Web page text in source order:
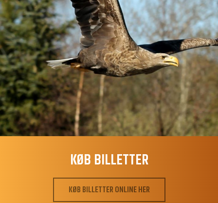
KØB BILLETTER
KØB BILLETTER ONLINE HER